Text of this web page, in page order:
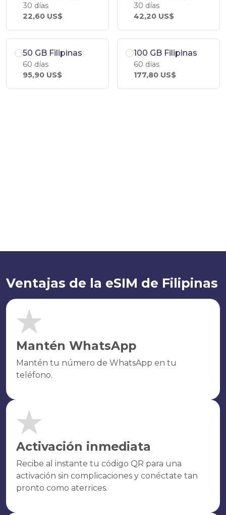
30 días
22,60 US$
30 días
42,20 US$
50 GB Filipinas
60 días
95,90 US$
100 GB Filipinas
60 días
177,80 US$
Ventajas de la eSIM de Filipinas
Mantén WhatsApp
Mantén tu número de WhatsApp en tu
teléfono.
Activación inmediata
Recibe al instante tu código QR para una
activación sin complicaciones y conéctate tan
pronto como aterrices.